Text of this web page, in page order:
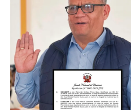
FIESTA:
ROBAN
COMERCIANTES
MÁS
DE
10
SOLES